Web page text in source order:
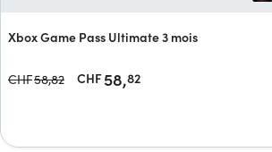
Xbox Game Pass Ultimate 3 mois
CHF58,82 CHF 58,82